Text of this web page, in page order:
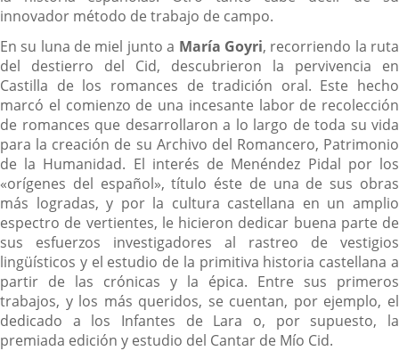
innovador método de trabajo de campo.
En su luna de miel junto a María Goyri, recorriendo la ruta
del destierro del Cid, descubrieron la pervivencia en
Castilla de los romances de tradición oral. Este hecho
marcó el comienzo de una incesante labor de recolección
de romances que desarrollaron a lo largo de toda su vida
para la creación de su Archivo del Romancero, Patrimonio
de la Humanidad. El interés de Menéndez Pidal por los
«orígenes del español», título éste de una de sus obras
más logradas, y por la cultura castellana en un amplio
espectro de vertientes, le hicieron dedicar buena parte de
sus esfuerzos investigadores al rastreo de vestigios
lingüísticos y el estudio de la primitiva historia castellana a
partir de las crónicas y la épica. Entre sus primeros
trabajos, y los más queridos, se cuentan, por ejemplo, el
dedicado a los Infantes de Lara o, por supuesto, la
premiada edición y estudio del Cantar de Mío Cid.